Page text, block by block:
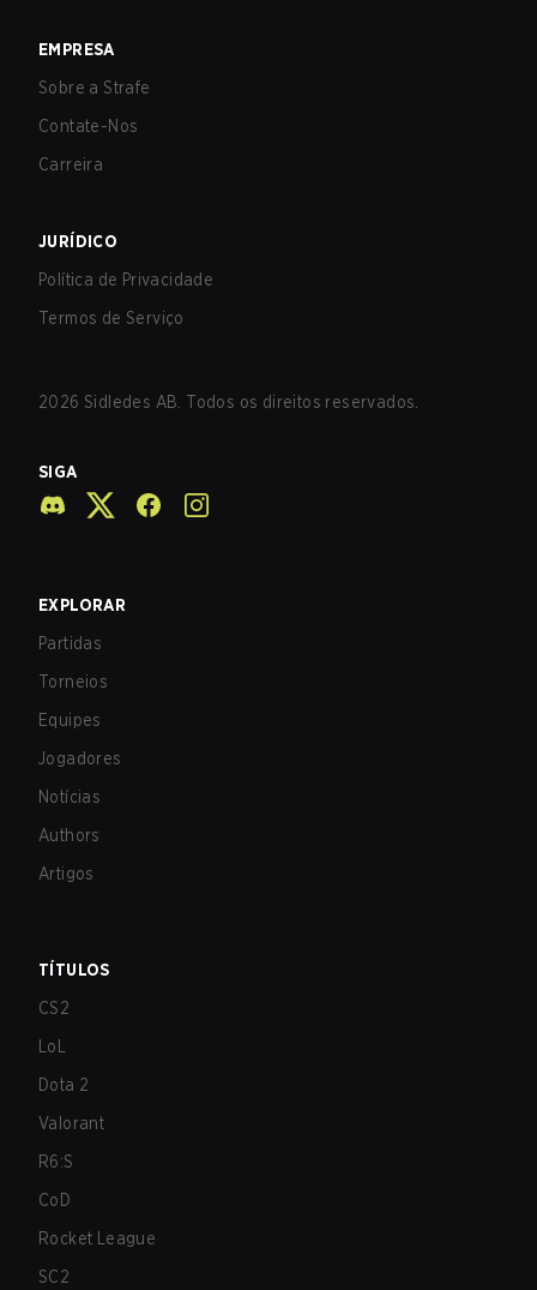
EMPRESA
Sobre a Strafe
Contate-Nos
Carreira
JURÍDICO
Política de Privacidade
Termos de Serviço
2026 Sidledes AB. Todos os direitos reservados.
SIGA
EXPLORAR
Partidas
Torneios
Equipes
Jogadores
Notícias
Authors
Artigos
TÍTULOS
CS2
LoL
Dota 2
Valorant
R6:S
CoD
Rocket League
SC2